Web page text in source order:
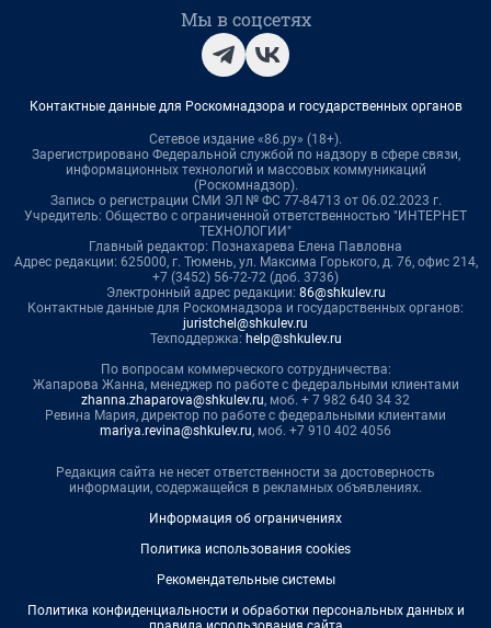
Мы в соцсетях
Контактные данные для Роскомнадзора и государственных органов
Сетевое издание «86.ру» (18+).
Зарегистрировано Федеральной службой по надзору в сфере связи,
информационных технологий и массовых коммуникаций
(Роскомнадзор).
Запись о регистрации СМИ ЭЛ № ФС 77-84713 от 06.02.2023 г.
Учредитель: Общество с ограниченной ответственностью "ИНТЕРНЕТ
ТЕХНОЛОГИИ"
Главный редактор: Познахарева Елена Павловна
Адрес редакции: 625000, г. Тюмень, ул. Максима Горького, д. 76, офис 214,
+7 (3452) 56-72-72 (доб. 3736)
Электронный адрес редакции: 86@shkulev.ru
Контактные данные для Роскомнадзора и государственных органов:
juristchel@shkulev.ru
Техподдержка: help@shkulev.ru
По вопросам коммерческого сотрудничества:
Жапарова Жанна, менеджер по работе с федеральными клиентами
zhanna.zhaparova@shkulev.ru, моб. + 7 982 640 34 32
Ревина Мария, директор по работе с федеральными клиентами
mariya.revina@shkulev.ru, моб. +7 910 402 4056
Редакция сайта не несет ответственности за достоверность
информации, содержащейся в рекламных объявлениях.
Информация об ограничениях
Политика использования cookies
Рекомендательные системы
Политика конфиденциальности и обработки персональных данных и